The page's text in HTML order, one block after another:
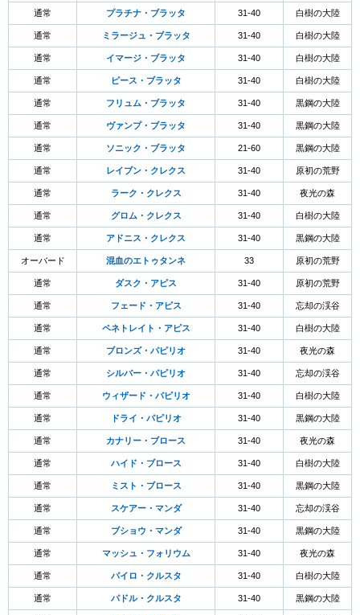
通常 プラチナ・ブラッタ 31-40 白樹の大陸
通常 ミラージュ・ブラッタ 31-40 白樹の大陸
通常 イマージ・ブラッタ 31-40 白樹の大陸
通常 ピース・ブラッタ 31-40 白樹の大陸
通常 フリュム・ブラッタ 31-40 黒鋼の大陸
通常 ヴァンプ・ブラッタ 31-40 黒鋼の大陸
通常 ソニック・ブラッタ 21-60 黒鋼の大陸
通常 レイブン・クレクス 31-40 原初の荒野
通常 ラーク・クレクス 31-40 夜光の森
通常 グロム・クレクス 31-40 白樹の大陸
通常 アドニス・クレクス 31-40 黒鋼の大陸
オーバード 混血のエトゥタンネ 33 原初の荒野
通常 ダスク・アピス 31-40 原初の荒野
通常 フェード・アピス 31-40 忘却の渓谷
通常 ペネトレイト・アピス 31-40 白樹の大陸
通常 ブロンズ・パピリオ 31-40 夜光の森
通常 シルバー・パピリオ 31-40 忘却の渓谷
通常 ウィザード・パピリオ 31-40 白樹の大陸
通常 ドライ・パピリオ 31-40 黒鋼の大陸
通常 カナリー・ブロース 31-40 夜光の森
通常 ハイド・ブロース 31-40 白樹の大陸
通常 ミスト・ブロース 31-40 黒鋼の大陸
通常 スケアー・マンダ 31-40 忘却の渓谷
通常 ブショウ・マンダ 31-40 黒鋼の大陸
通常 マッシュ・フォリウム 31-40 夜光の森
通常 パイロ・クルスタ 31-40 白樹の大陸
通常 パドル・クルスタ 31-40 黒鋼の大陸